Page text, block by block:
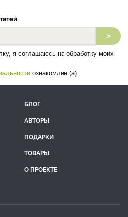
>
я соглашаюсь на обработку моих
ознакомлен (а).
БЛОГ
АВТОРЫ
ПОДАРКИ
ТОВАРЫ
О ПРОЕКТЕ